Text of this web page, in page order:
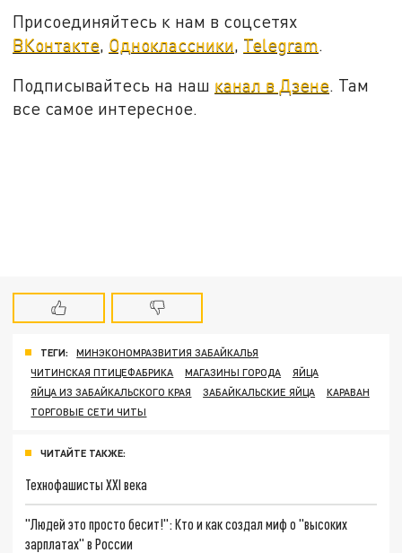
Присоединяйтесь к нам в соцсетях
ВКонтакте, Одноклассники, Telegram.
Подписывайтесь на наш канал в Дзене. Там
все самое интересное.
ТЕГИ:
МИНЭКОНОМРАЗВИТИЯ ЗАБАЙКАЛЬЯ
ЧИТИНСКАЯ ПТИЦЕФАБРИКА
МАГАЗИНЫ ГОРОДА
ЯЙЦА
ЯЙЦА ИЗ ЗАБАЙКАЛЬСКОГО КРАЯ
ЗАБАЙКАЛЬСКИЕ ЯЙЦА
КАРАВАН
ТОРГОВЫЕ СЕТИ ЧИТЫ
ЧИТАЙТЕ ТАКЖЕ:
Технофашисты XXI века
"Людей это просто бесит!": Кто и как создал миф о "высоких
зарплатах" в России